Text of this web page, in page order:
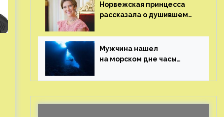
Норвежская принцесса
рассказала о душившем
генерала
Мужчина нашел
на морском дне часы
рублей с помощью